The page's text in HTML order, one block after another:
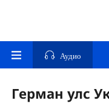
Аудио
Герман улс